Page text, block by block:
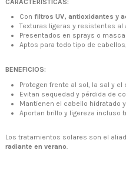
Con filtros UV, antioxidantes y
Texturas ligeras y resistentes al
Presentados en sprays o
Aptos para todo tipo de
BENEFICIOS:
Protegen frente al sol, la sal y el
Evitan sequedad y pérdida de
Mantienen el cabello hidratado y
Aportan brillo y ligereza incluso
Los tratamientos solares son el
radiante en verano.